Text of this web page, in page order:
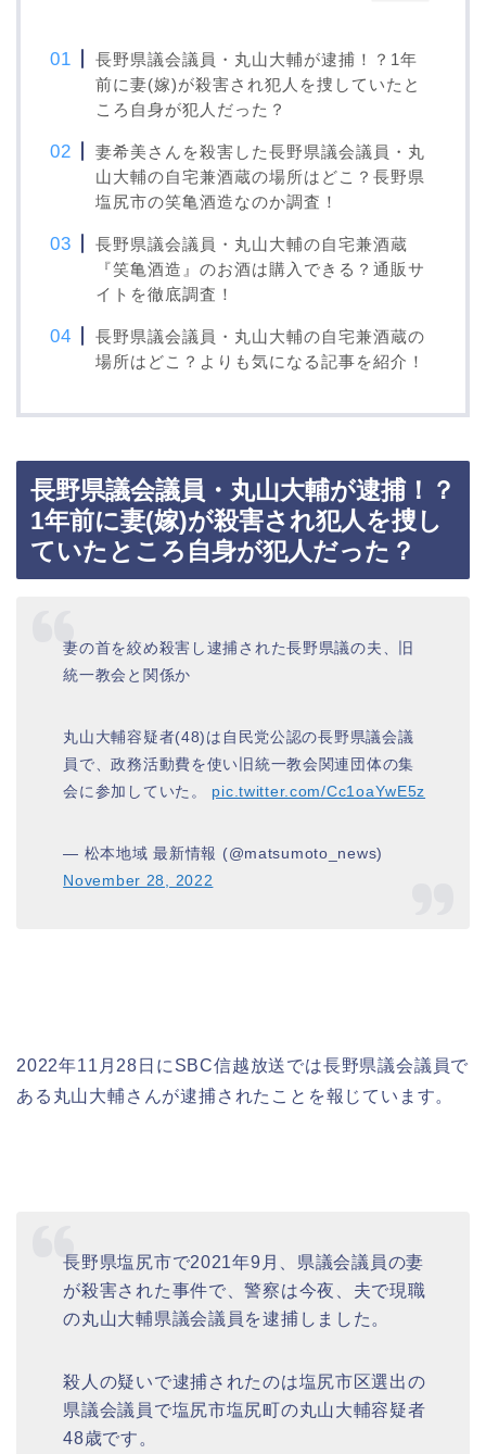
長野県議会議員・丸山大輔が逮捕！？1年
前に妻(嫁)が殺害され犯人を捜していたと
ころ自身が犯人だった？
妻希美さんを殺害した長野県議会議員・丸
山大輔の自宅兼酒蔵の場所はどこ？長野県
塩尻市の笑亀酒造なのか調査！
長野県議会議員・丸山大輔の自宅兼酒蔵
『笑亀酒造』のお酒は購入できる？通販サ
イトを徹底調査！
長野県議会議員・丸山大輔の自宅兼酒蔵の
場所はどこ？よりも気になる記事を紹介！
長野県議会議員・丸山大輔が逮捕！？
1年前に妻(嫁)が殺害され犯人を捜し
ていたところ自身が犯人だった？
妻の首を絞め殺害し逮捕された長野県議の夫、旧
統一教会と関係か
丸山大輔容疑者(48)は自民党公認の長野県議会議
員で、政務活動費を使い旧統一教会関連団体の集
会に参加していた。 pic.twitter.com/Cc1oaYwE5z
— 松本地域 最新情報 (@matsumoto_news)
November 28, 2022
2022年11月28日にSBC信越放送では長野県議会議員で
ある丸山大輔さんが逮捕されたことを報じています。
長野県塩尻市で2021年9月、県議会議員の妻
が殺害された事件で、警察は今夜、夫で現職
の丸山大輔県議会議員を逮捕しました。
殺人の疑いで逮捕されたのは塩尻市区選出の
県議会議員で塩尻市塩尻町の丸山大輔容疑者
48歳です。